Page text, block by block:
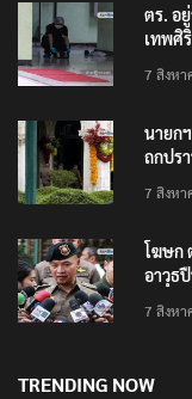
ตร. อ
เทพศิ
7 สิงหา
นายก
ถกปร
7 สิงหา
โฆษก
อาวุธ
7 สิงหา
TRENDING NOW